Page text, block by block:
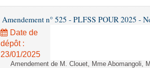
Amendement n° 525 - PLFSS POUR 2025 -
Date de
dépôt :
23/01/2025
Amendement de M. Clouet, Mme Abomangoli,